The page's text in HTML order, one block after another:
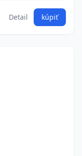
Detail kúpiť